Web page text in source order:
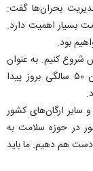
بحران‌ها گفت:
بسیار اهمیت دارد.
بود.
شروع کنیم. به عنوان
مثال یک بیماری قلبی و عروقی که یک دفعه در سن ۵۰ سالگی بروز پیدا
ارگان‌های کشور
در حوزه سلامت به
هم دهیم. ما باید